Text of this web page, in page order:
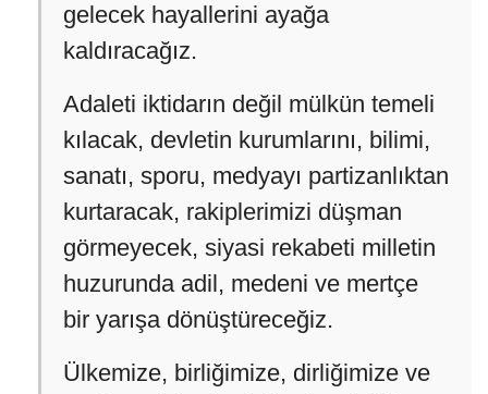
gelecek hayallerini ayağa
kaldıracağız.
Adaleti iktidarın değil mülkün temeli
kılacak, devletin kurumlarını, bilimi,
sanatı, sporu, medyayı partizanlıktan
kurtaracak, rakiplerimizi düşman
görmeyecek, siyasi rekabeti milletin
huzurunda adil, medeni ve mertçe
bir yarışa dönüştüreceğiz.
Ülkemize, birliğimize, dirliğimize ve